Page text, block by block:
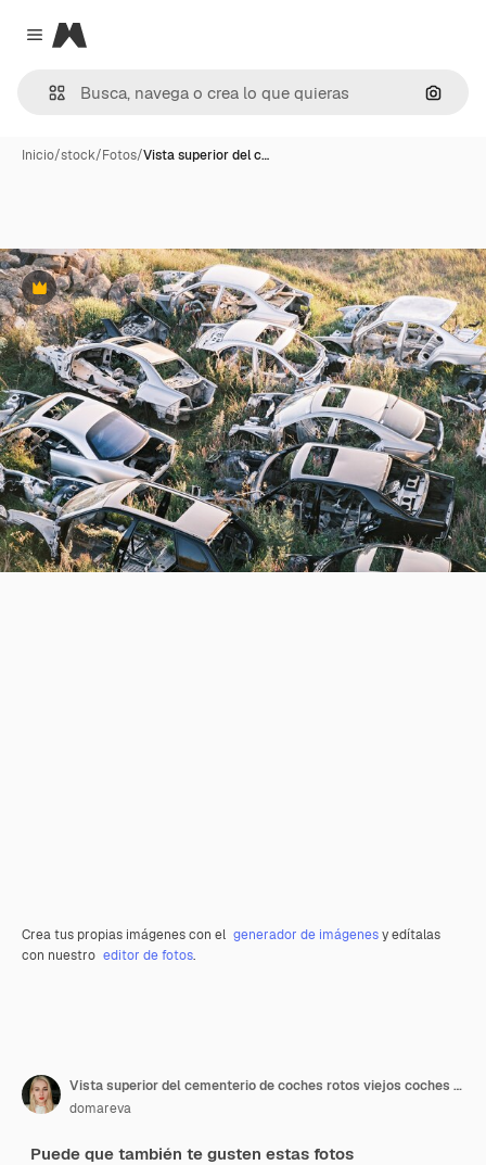
Close menu
Magnific
Inicio/stock/Fotos/Vista superior del c…
Premium
Crea tus propias imágenes con el generador de imágenesy edítalas
con nuestro editor de fotos.
Vista superior del cementerio de coches rotos viejos coches oxidados tirado en la hierba
domareva
Puede que también te gusten estas fotos